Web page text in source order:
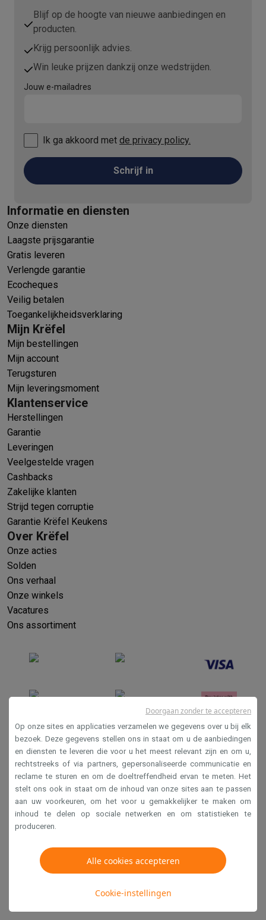
Blijf op de hoogte van nieuwe aanbiedingen en
producten.
Krijg persoonlijk advies.
Win leuke prijzen dankzij onze wedstrijden.
Jouw e-mailadres
Ik ga akkoord met de privacy policy.
Schrijf in
Informatie en diensten
Onze diensten
Laagste prijsgarantie
Gratis leveren
Verlengde garantie
Ecocheques
Veilig betalen
Toegankelijkheidsverklaring
Mijn Krëfel
Mijn bestellingen
Mijn account
Terugsturen
Mijn leveringsmoment
Klantenservice
Herstellingen
Garantie
Leveringen
Veelgestelde vragen
Cashbacks
Zakelijke klanten
Strijd tegen corruptie
Garantie Krëfel Keukens
Over Krëfel
Onze acties
Solden
Ons verhaal
Onze winkels
Vacatures
Ons assortiment
Verkoopsvoorwaarden
Privacy
Disclaimer
Cookies
Krëfel NV - Steenstraat 44 - Industriezone 4 "T Sas",
1851 Humbeek, België
BTW BE 0400.673.544
Op onze sites en applicaties verzamelen we gegevens over u bij elk
bezoek. Deze gegevens stellen ons in staat om u de aanbiedingen
en diensten te leveren die voor u het meest relevant zijn en om u,
rechtstreeks of via partners, gepersonaliseerde communicatie en
reclame te sturen en om de doeltreffendheid ervan te meten. Het
stelt ons ook in staat om de inhoud van onze sites aan te passen
aan uw voorkeuren, om het voor u gemakkelijker te maken om
inhoud te delen op sociale netwerken en om statistieken te
produceren.
Alle cookies accepteren
Cookie-instellingen
Doorgaan zonder te accepteren